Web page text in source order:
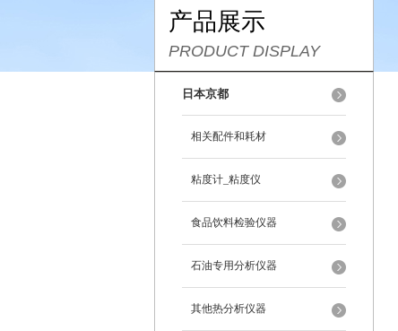
产品展示
PRODUCT DISPLAY
日本京都
相关配件和耗材
粘度计_粘度仪
食品饮料检验仪器
石油专用分析仪器
其他热分析仪器